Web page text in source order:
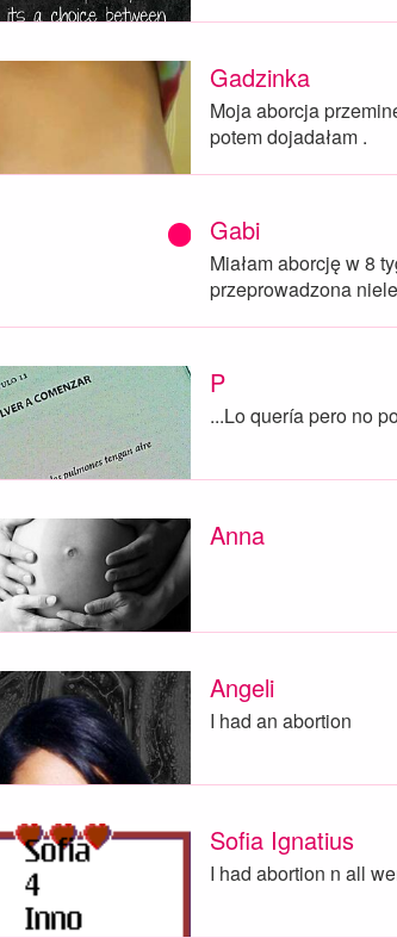
Gadzinka
Moja aborcja
potem dojadałam .
Gabi
Miałam aborcję w 8
przeprowadzona
P
...Lo quería pero no
Anna
Angeli
I had an abortion
Sofia Ignatius
I had abortion n all